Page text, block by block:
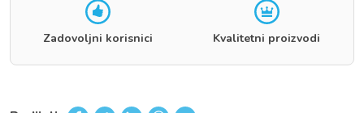
Zadovoljni korisnici Kvalitetni proizvodi